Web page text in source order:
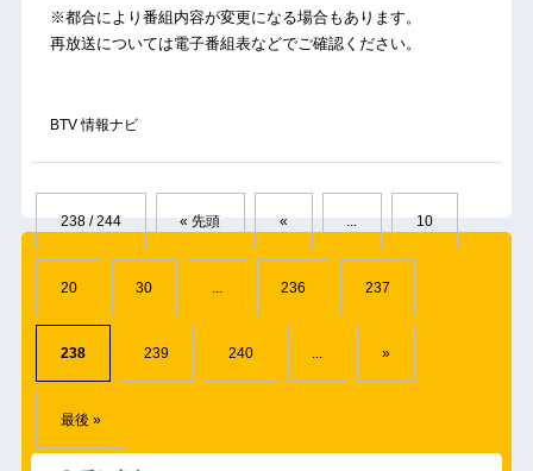
※都合により番組内容が変更になる場合もあります。
再放送については電子番組表などでご確認ください。
BTV 情報ナビ
238 / 244 « 先頭 « ... 10
20 30 236 237
238 239 240 ... »
最後 »